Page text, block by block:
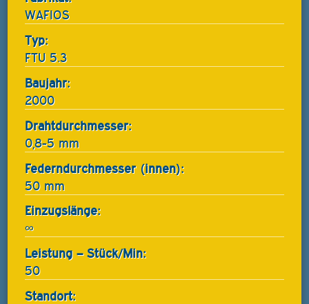
WAFIOS
Typ:
FTU 5.3
Baujahr:
2000
Drahtdurchmesser:
0,8-5 mm
Federndurchmesser (innen):
50 mm
Einzugslänge:
∞
Leistung – Stück/Min:
50
Standort: